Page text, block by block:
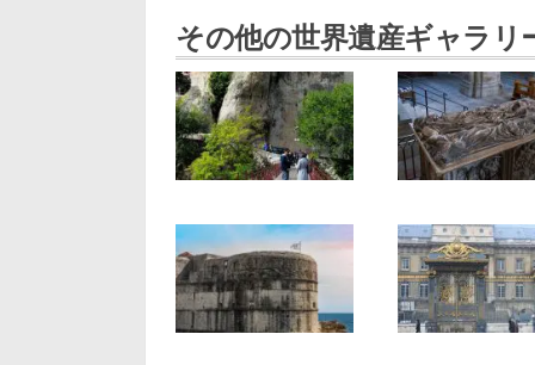
その他の世界遺産ギャラリ